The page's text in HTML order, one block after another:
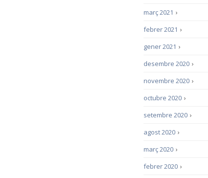
›
març 2021
›
febrer 2021
›
gener 2021
›
desembre 2020
›
novembre 2020
›
octubre 2020
›
setembre 2020
›
agost 2020
›
març 2020
›
febrer 2020